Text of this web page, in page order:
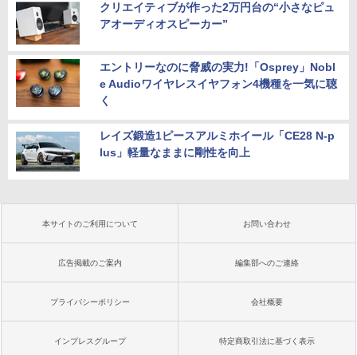
クリエイティブが作った2万円台の“小さなピュ
アオーディオスピーカー”
エントリーなのに脅威の実力!「Osprey」Nobl
e Audioワイヤレスイヤフォン4機種を一気に聴
く
レイズ鍛造1ピースアルミホイール「CE28 N-p
lus」軽量なままに剛性を向上
本サイトのご利用について お問い合わせ
広告掲載のご案内 編集部へのご連絡
プライバシーポリシー 会社概要
インプレスグループ 特定商取引法に基づく表示